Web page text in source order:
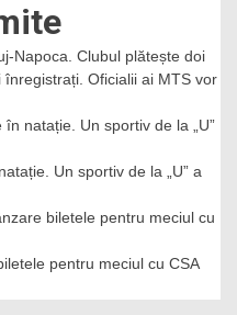
Napoca. Clubul plătește doi
Oficialii ai MTS vor
natație. Un sportiv de la „U”
Un sportiv de la „U” a
biletele pentru meciul cu
pentru meciul cu CSA